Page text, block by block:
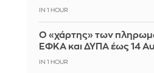
IN 1 HOUR
Ο «χάρτης» των
ΕΦΚΑ και ΔΥΠΑ έως 14
IN 1 HOUR